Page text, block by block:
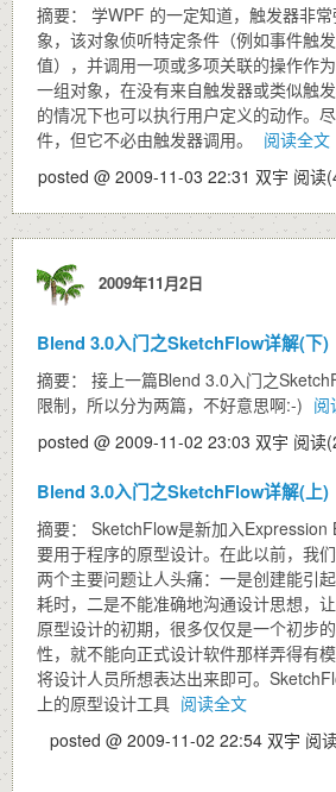
摘要： 学WPF 的一定知道，触发器非
象，该对象侦听特定条件（例如事件触
值），并调用一项或多项关联的操作作
一组对象，在没有来自触发器或类似触
的情况下也可以执行用户定义的动作。
件，但它不必由触发器调用。
阅读全文
posted @ 2009-11-03 22:31 双宇 阅读
2009年11月2日
Blend 3.0入门之SketchFlow详解(下)
摘要： 接上一篇Blend 3.0入门之
限制，所以分为两篇，不好意思啊:-) 阅
posted @ 2009-11-02 23:03 双宇 阅读
Blend 3.0入门之SketchFlow详解(上)
摘要： SketchFlow是新加入Expression
要用于程序的原型设计。在此以前，我
两个主要问题让人头痛：一是创建能引
耗时，二是不能准确地沟通设计思想，
原型设计的初期，很多仅仅是一个初步
性，就不能向正式设计软件那样弄得有
将设计人员所想表达出来即可。
上的原型设计工具 阅读全文
posted @ 2009-11-02 22:54 双宇 阅